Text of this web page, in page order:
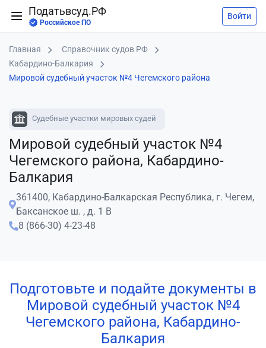
Податьвсуд.РФ
Российское ПО
Войти
Главная
Справочник судов РФ
Кабардино-Балкария
Мировой судебный участок №4 Чегемского района
Судебные участки мировых судей
Мировой судебный участок №4
Чегемского района, Кабардино-
Балкария
361400, Кабардино-Балкарская Республика, г. Чегем,
Баксанское ш. , д. 1 В
8 (866-30) 4-23-48
Подготовьте и подайте документы в
Мировой судебный участок №4
Чегемского района, Кабардино-
Балкария